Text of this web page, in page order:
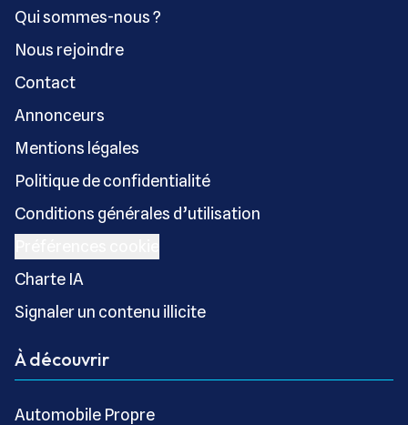
Qui sommes-nous ?
Nous rejoindre
Contact
Annonceurs
Mentions légales
Politique de confidentialité
Conditions générales d’utilisation
Charte IA
Signaler un contenu illicite
À découvrir
Automobile Propre